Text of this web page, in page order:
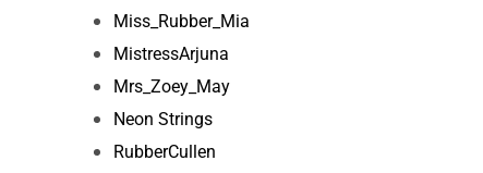
Miss_Rubber_Mia
MistressArjuna
Mrs_Zoey_May
Neon Strings
RubberCullen